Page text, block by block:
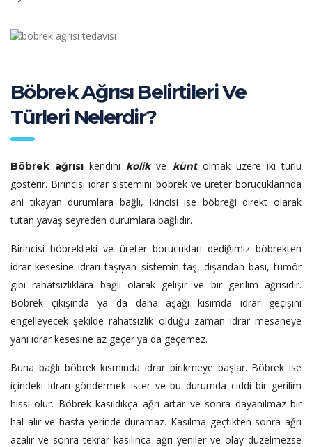
Böbrek Ağrısı Belirtileri Ve
Türleri Nelerdir?
Böbrek ağrısı kendini kolik ve künt olmak üzere iki türlü
gösterir. Birincisi idrar sistemini böbrek ve üreter borucuklarında
ani tıkayan durumlara bağlı, ikincisi ise böbreği direkt olarak
tutan yavaş seyreden durumlara bağlıdır.
Birincisi böbrekteki ve üreter borucukları dediğimiz böbrekten
idrar kesesine idrarı taşıyan sistemin taş, dışarıdan bası, tümör
gibi rahatsızlıklara bağlı olarak gelişir ve bir gerilim ağrısıdır.
Böbrek çıkışında ya da daha aşağı kısımda idrar geçişini
engelleyecek şekilde rahatsızlık olduğu zaman idrar mesaneye
yani idrar kesesine az geçer ya da geçemez.
Buna bağlı böbrek kısmında idrar birikmeye başlar. Böbrek ise
içindeki idrarı göndermek ister ve bu durumda ciddi bir gerilim
hissi olur. Böbrek kasıldıkça ağrı artar ve sonra dayanılmaz bir
hal alır ve hasta yerinde duramaz. Kasılma geçtikten sonra ağrı
azalır ve sonra tekrar kasılınca ağrı yeniler ve olay düzelmezse